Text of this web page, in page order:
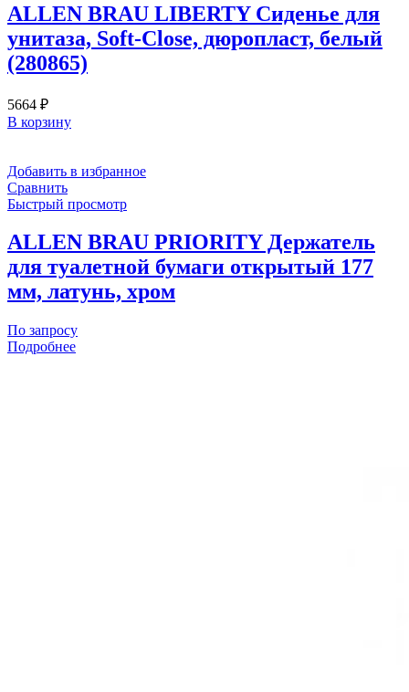
ALLEN BRAU LIBERTY Сиденье для
унитаза, Soft-Close, дюропласт, белый
(280865)
5664 ₽
В корзину
Добавить в избранное
Сравнить
Быстрый просмотр
ALLEN BRAU PRIORITY Держатель
для туалетной бумаги открытый 177
мм, латунь, хром
По запросу
Подробнее